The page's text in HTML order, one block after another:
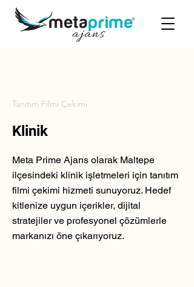
Tanıtım Filmi Çekimi
Klinik
Meta Prime Ajans olarak Maltepe
ilçesindeki klinik işletmeleri için tanıtım
filmi çekimi hizmeti sunuyoruz. Hedef
kitlenize uygun içerikler, dijital
stratejiler ve profesyonel çözümlerle
markanızı öne çıkarıyoruz.